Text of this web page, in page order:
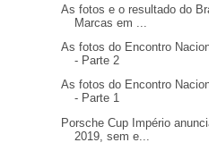
As fotos e o resultado do
Marcas em ...
As fotos do Encontro
- Parte 2
As fotos do Encontro
- Parte 1
Porsche Cup Império
2019, sem e...